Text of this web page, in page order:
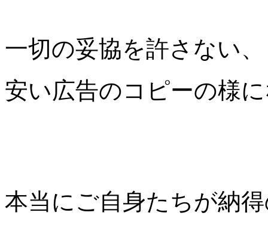
一切の妥協を許さない
安い広告のコピーの様
本当にご自身たちが納